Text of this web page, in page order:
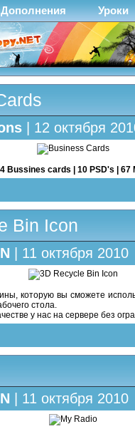
Дополнения Уроки
| 12 октября
4 Bussines cards | 10 PSD's | 67
Bin Icon
| 11 октября 2010
которую вы сможете
стола.
у нас на сервере без
| 11 октября 2010